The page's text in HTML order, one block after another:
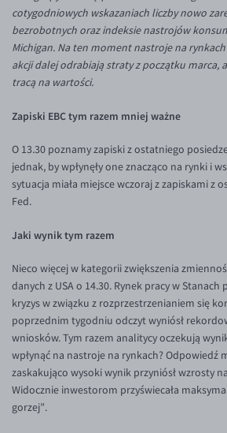
Inne pary walutowe
AUD/PLN
BGN/PLN
CAD/PLN
CNY/PLN
HUF/PLN
RON/PLN
SGD/PLN
TRY/PLN
ZAR/PLN
EUR/USD
EUR/GBP
Aplikacja mobilna
Bezpieczeństwo
Pomoc
Pomoc
FAQ
Wymiana walut
Banki i przelewy
Poradnik
KONTAKT
Kontakt
Dla mediów
PL
cotygodniowych wskazaniach liczby nowo
bezrobotnych oraz indeksie nastrojów
Michigan. Na ten moment nastroje na
akcji dalej odrabiają straty z początku marca,
tracą na wartości.
Zapiski EBC tym razem mniej ważne
O 13.30 poznamy zapiski z ostatniego
jednak, by wpłynęły one znacząco na rynki i
sytuacja miała miejsce wczoraj z zapiskami z
Fed.
Jaki wynik tym razem
Nieco więcej w kategorii zwiększenia
danych z USA o 14.30. Rynek pracy w
kryzys w związku z rozprzestrzenianiem się
poprzednim tygodniu odczyt wyniósł
wniosków. Tym razem analitycy oczekują
wpłynąć na nastroje na rynkach? Odpowiedź
zaskakująco wysoki wynik przyniósł wzrosty
Widocznie inwestorom przyświecała
gorzej”.